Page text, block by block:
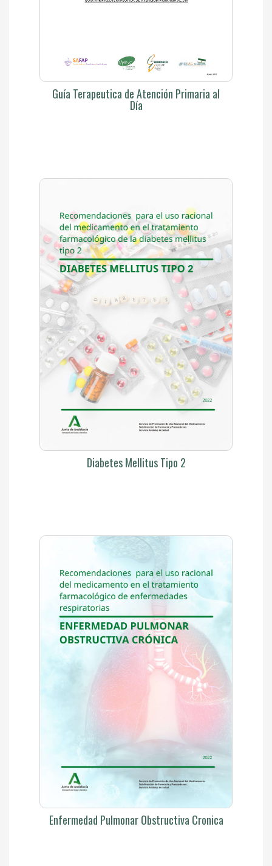
Guía Terapeutica de Atención Primaria al
Día
Diabetes Mellitus Tipo 2
Enfermedad Pulmonar Obstructiva Cronica